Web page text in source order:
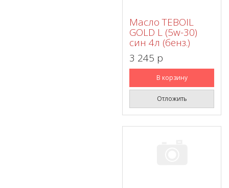
Масло TEBOIL
GOLD L (5w-30)
син 4л (бенз.)
3 245 p
В корзину
Отложить